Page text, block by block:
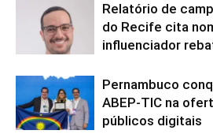
Relatório de
do Recife cita
influenciador
Pernambuco
ABEP-TIC na
públicos digitais